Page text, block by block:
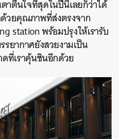
ตื่นใจที่สุดในปีนี้เลยก็ว่าได้
วยคุณภาพที่ส่งตรงจาก
station พร้อมปรุงให้เรารับ
ยากาศยังสวยงามเป็น
ที่เราคุ้นชินอีกด้วย